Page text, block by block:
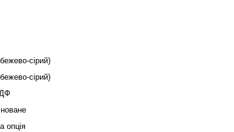
сірий)
сірий)
опція